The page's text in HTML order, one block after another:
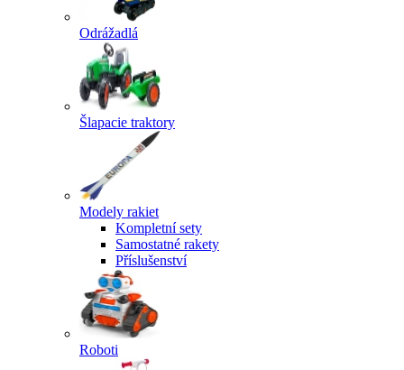
Odrážadlá
Šlapacie traktory
Modely rakiet
Kompletní sety
Samostatné rakety
Příslušenství
Roboti